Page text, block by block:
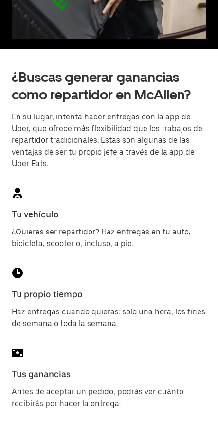
¿Buscas generar ganancias
como repartidor en McAllen?
En su lugar, intenta hacer entregas con la app de
Uber, que ofrece más flexibilidad que los trabajos de
repartidor tradicionales. Estas son algunas de las
ventajas de ser tu propio jefe a través de la app de
Uber Eats.
Tu vehículo
¿Quieres ser repartidor? Haz entregas en tu auto,
bicicleta, scooter o, incluso, a pie.
Tu propio tiempo
Haz entregas cuando quieras: solo una hora, los fines
de semana o toda la semana.
Tus ganancias
Antes de aceptar un pedido, podrás ver cuánto
recibirás por hacer la entrega.